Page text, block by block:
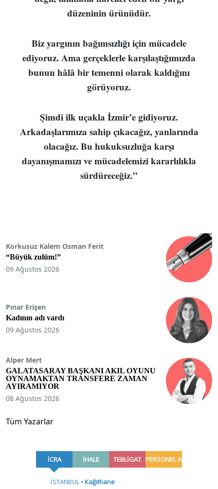
düzeninin ürünüdür.
Biz yargının bağımsızlığı için mücadele
ediyoruz. Ama gerçeklerle karşılaştığımızda
bunun hâlâ bir temenni olarak kaldığını
görüyoruz.
Şimdi ilk uçakla İzmir’e gidiyoruz.
Arkadaşlarımıza sahip çıkacağız, yanlarında
olacağız. Bu hukuksuzluğa karşı
dayanışmamızı ve mücadelemizi kararlılıkla
sürdüreceğiz.”
Korkusuz Kalem Osman Ferit
“Büyük zulüm!”
09 Ağustos 2026
Pınar Erişen
Kadının adı vardı
09 Ağustos 2026
Alper Mert
GALATASARAY BAŞKANI AKIL OYUNU
OYNAMAKTAN TRANSFERE ZAMAN
AYIRAMIYOR
08 Ağustos 2026
Tüm Yazarlar